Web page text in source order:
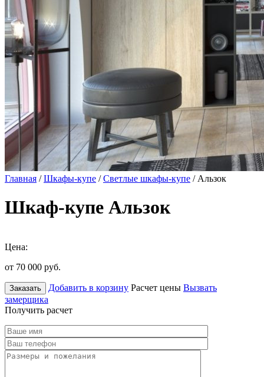
Главная /Шкафы-купе /Светлые шкафы-купе / Альзок
Шкаф-купе Альзок
Цена:
от 70 000 руб.
Заказать Добавить в корзину Расчет цены Вызвать
замерщика
Получить расчет